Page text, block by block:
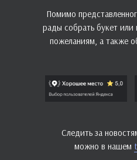
Помимо
рады собрать букет
пожеланиям, а также
Следить за
можно в нашем